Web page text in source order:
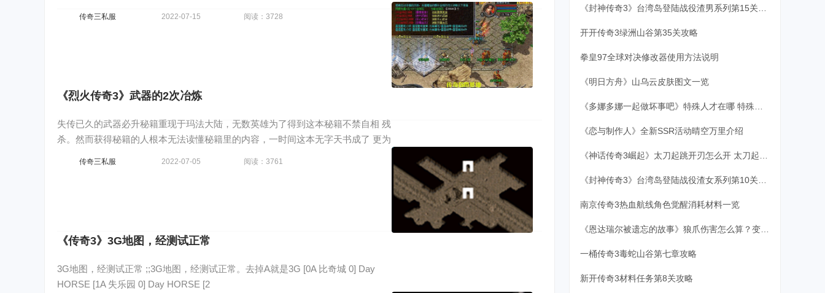
传奇三私服 2022-07-15 阅读：3728
《烈火传奇3》武器的2次冶炼
失传已久的武器必升秘籍重现于玛法大陆，无数英雄为了得到这本秘籍不禁自相 残
杀。然而获得秘籍的人根本无法读懂秘籍里的内容，一时间这本无字天书成了 更为
传奇三私服 2022-07-05 阅读：3761
《传奇3》3G地图，经测试正常
3G地图，经测试正常 ;;3G地图，经测试正常。去掉A就是3G [0A 比奇城 0] Day
HORSE [1A 失乐园 0] Day HORSE [2
开开传奇3绿洲山谷第35关攻略
拳皇97全球对决修改器使用方法说明
《明日方舟》山乌云皮肤图文一览
《恋与制作人》全新SSR活动晴空万里介绍
南京传奇3热血航线角色觉醒消耗材料一览
《恩达瑞尔被遗忘的故事》狼爪伤害怎么算？变狼狼爪伤害解析
一桶传奇3毒蛇山谷第七章攻略
新开传奇3材料任务第8关攻略